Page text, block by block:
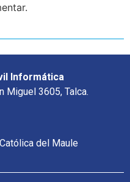
Informática
Miguel 3605, Talca.
del Maule